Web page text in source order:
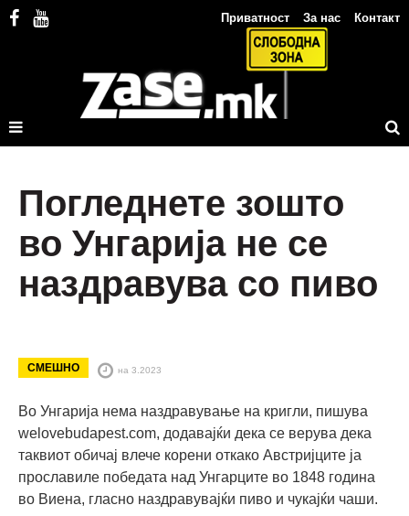
Приватност За нас Контакт
Погледнете зошто
во Унгарија не се
наздравува со пиво
СМЕШНО на 3.2023
Во Унгарија нема наздравување на кригли, пишува
welovebudapest.com, додавајќи дека се верува дека
таквиот обичај влече корени откако Австријците ја
прославиле победата над Унгарците во 1848 година
во Виена, гласно наздравувајќи пиво и чукајќи чаши.